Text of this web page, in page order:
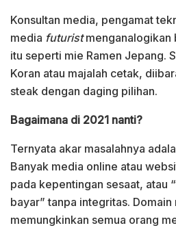
Konsultan media, pengamat
media futuristmenganalogikan
itu seperti mie Ramen Jepang.
Koran atau majalah cetak,
steak dengan daging pilihan.
Bagaimana di 2021 nanti?
Ternyata akar masalahnya
Banyak media online atau
pada kepentingan sesaat, atau
bayar” tanpa integritas.
memungkinkan semua orang